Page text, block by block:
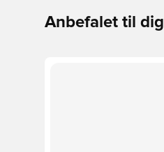
Anbefalet til dig